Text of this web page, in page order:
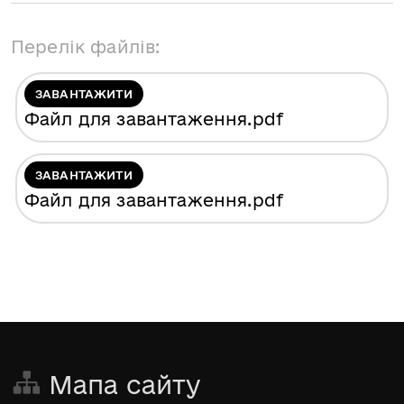
Перелік файлів:
ЗАВАНТАЖИТИ
Файл для завантаження.pdf
ЗАВАНТАЖИТИ
Файл для завантаження.pdf
Мапа сайту